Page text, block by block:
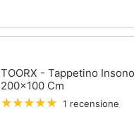
TOORX - Tappetino
200x100 Cm
1 recensione